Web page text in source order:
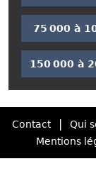
75 000 à
150 000 à
Contact | Qui
Mentions